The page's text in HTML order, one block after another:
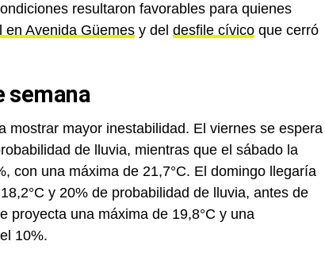
resultaron favorables para quienes
en Avenida Güemes y del desfile cívico que cerró
semana
mostrar mayor inestabilidad. El viernes se espera
de lluvia, mientras que el sábado la
con una máxima de 21,7°C. El domingo llegaría
y 20% de probabilidad de lluvia, antes de
proyecta una máxima de 19,8°C y una
10%.